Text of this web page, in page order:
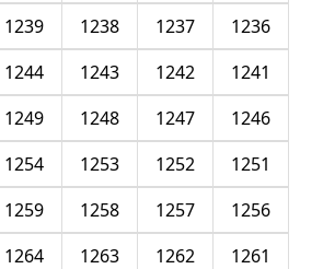
1236
1237
1238
1239
1241
1242
1243
1244
1246
1247
1248
1249
1251
1252
1253
1254
1256
1257
1258
1259
1261
1262
1263
1264